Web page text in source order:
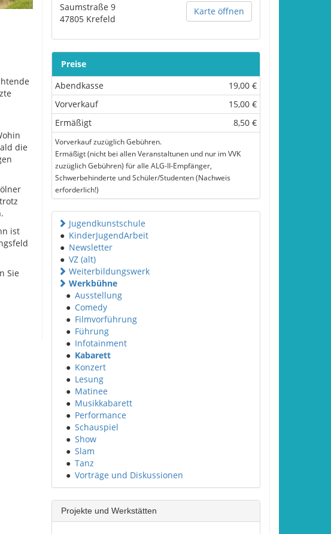
die
ist
Sie
Karte öffnen
Saumstraße 9
47805 Krefeld
Preise
Abendkasse
19,00 €
Vorverkauf
15,00 €
Ermäßigt
8,50 €
Vorverkauf zuzüglich Gebühren.
Ermäßigt (nicht bei allen Veranstaltunen und nur im VVK
zuzüglich Gebühren) für alle ALG-II-Empfänger,
Schwerbehinderte und Schüler/Studenten (Nachweis
erforderlich!)
Jugendkunstschule
● KinderJugendArbeit
● Newsletter
● VZ (alt)
Weiterbildungswerk
Werkbühne
● Ausstellung
● Comedy
● Filmvorführung
● Führung
● Infotainment
● Kabarett
● Konzert
● Lesung
● Matinee
● Musikkabarett
● Performance
● Schauspiel
● Show
● Slam
● Tanz
● Vorträge und Diskussionen
Projekte und Werkstätten